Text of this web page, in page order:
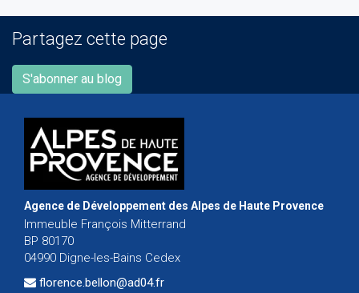
Partagez cette page
S'abonner au blog
Agence de Développement des Alpes de Haute Provence
Immeuble François Mitterrand
BP 80170
04990 Digne-les-Bains Cedex
florence.bellon@ad04.fr